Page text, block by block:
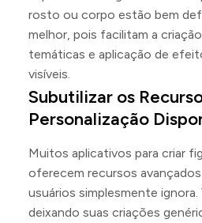
rosto ou corpo estão bem
melhor, pois facilitam a
temáticas e aplicação de
visíveis.
Subutilizar os
Personalização
Muitos aplicativos para criar
oferecem recursos
usuários simplesmente
deixando suas criações